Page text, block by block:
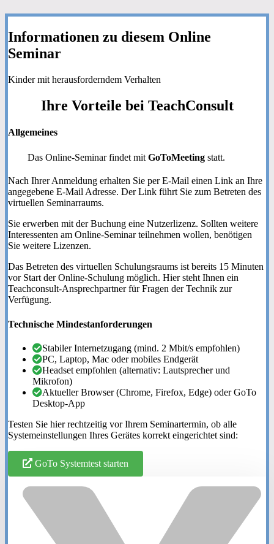
Informationen zu diesem Online
Seminar
Kinder mit herausforderndem Verhalten
Ihre Vorteile bei TeachConsult
Allgemeines
Das Online-Seminar findet mit GoToMeeting statt.
Nach Ihrer Anmeldung erhalten Sie per E-Mail einen Link an Ihre
angegebene E-Mail Adresse. Der Link führt Sie zum Betreten des
virtuellen Seminarraums.
Sie erwerben mit der Buchung eine Nutzerlizenz. Sollten weitere
Interessenten am Online-Seminar teilnehmen wollen, benötigen
Sie weitere Lizenzen.
Das Betreten des virtuellen Schulungsraums ist bereits 15 Minuten
vor Start der Online-Schulung möglich. Hier steht Ihnen ein
Teachconsult-Ansprechpartner für Fragen der Technik zur
Verfügung.
Technische Mindestanforderungen
Stabiler Internetzugang (mind. 2 Mbit/s empfohlen)
PC, Laptop, Mac oder mobiles Endgerät
Headset empfohlen (alternativ: Lautsprecher und
Mikrofon)
Aktueller Browser (Chrome, Firefox, Edge) oder GoTo
Desktop-App
Testen Sie hier rechtzeitig vor Ihrem Seminartermin, ob alle
Systemeinstellungen Ihres Gerätes korrekt eingerichtet sind:
GoTo Systemtest starten